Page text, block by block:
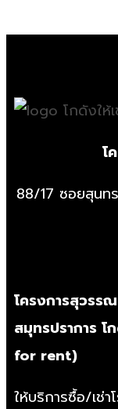
โ
88/17 ซอยสุนท
โครงการสุวรร
สมุทรปราการ โ
for rent)
ให้บริการซื้อ/เช่